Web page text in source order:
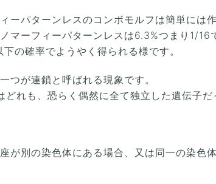
ーパターンレスのコンボモルフは簡単には
マーフィーパターンレスは6.3%つまり1/16
の確率でようやく得られる様です。
つが連鎖と呼ばれる現象です。
れも、恐らく偶然に全て独立した遺伝子だ
が別の染色体にある場合、又は同一の染色